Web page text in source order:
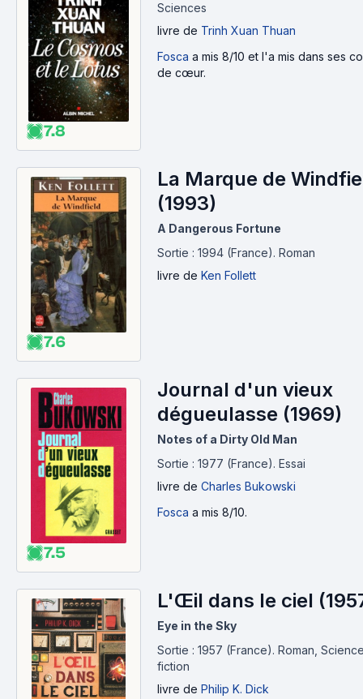
7.8
Sciences
livre de Trinh Xuan Thuan
Fosca a mis 8/10 et l'a mis dans ses
de cœur.
7.6
La Marque de
(1993)
A Dangerous Fortune
Sortie : 1994 (France). Roman
livre de Ken Follett
7.5
Journal d'un vieux
dégueulasse (1969)
Notes of a Dirty Old Man
Sortie : 1977 (France). Essai
livre de Charles Bukowski
Fosca a mis 8/10.
L'Œil dans le ciel
Eye in the Sky
Sortie : 1957 (France). Roman,
fiction
livre de Philip K. Dick